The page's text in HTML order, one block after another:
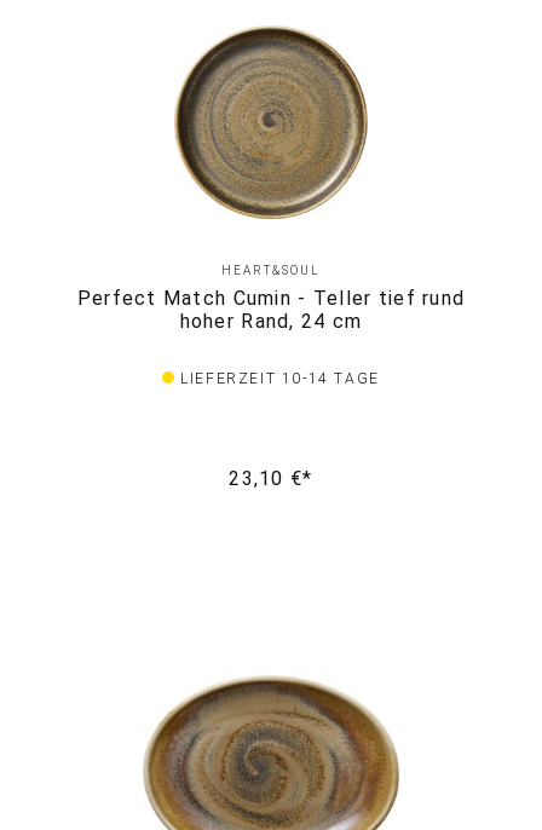
HEART&SOUL
Perfect Match Cumin - Teller tief rund
hoher Rand, 24 cm
LIEFERZEIT 10-14 TAGE
23,10 €*